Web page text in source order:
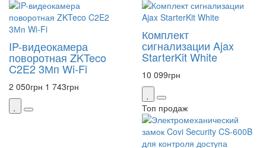
IP-видеокамера
поворотная ZKTeco
C2E2 3Мп Wi-Fi
2 050грн 1 743грн
Комплект
сигнализации Ajax
StarterKit White
10 099грн
Топ продаж